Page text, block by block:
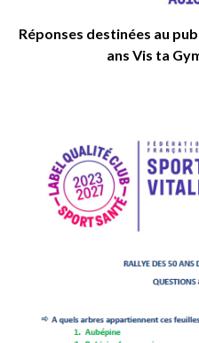
Réponses destinées au
ans Vis ta